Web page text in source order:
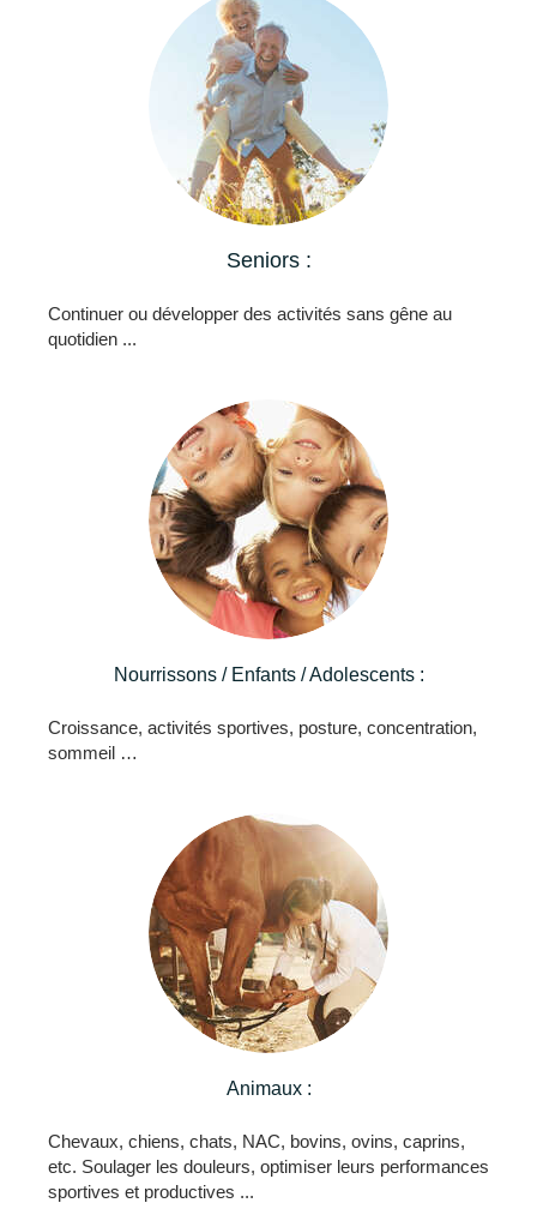
Seniors :
Continuer ou développer des activités sans gêne au
quotidien ...
Nourrissons / Enfants / Adolescents :
Croissance, activités sportives, posture, concentration,
sommeil …
Animaux :
Chevaux, chiens, chats, NAC, bovins, ovins, caprins,
etc. Soulager les douleurs, optimiser leurs performances
sportives et productives ...